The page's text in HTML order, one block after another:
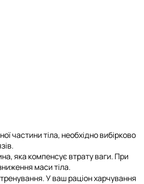
частини тіла, необхідно вибірково
яка компенсує втрату ваги. При
маси тіла.
У ваш раціон харчування